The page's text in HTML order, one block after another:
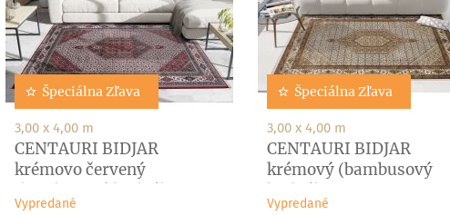
Špeciálna Zľava
3,00 x 4,00 m
CENTAURI BIDJAR
krémovo červený
(bambusový hodváb)
Vypredané
Špeciálna Zľava
3,00 x 4,00 m
CENTAURI BIDJAR
krémový (bambusový
hodváb)
Vypredané